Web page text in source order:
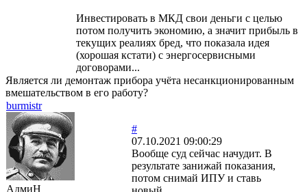
Инвестировать в МКД свои деньги с целью
потом получить экономию, а значит прибыль в
текущих реалиях бред, что показала идея
(хорошая кстати) с энергосервисными
договорами...
Является ли демонтаж прибора учёта несанкционированным
вмешательством в его работу?
burmistr
АдмиН
#
07.10.2021 09:00:29
Вообще суд сейчас начудит. В
результате занижай показания,
потом снимай ИПУ и ставь